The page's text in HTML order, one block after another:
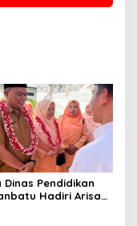
Dinas Pendidikan
Hadiri Arisan